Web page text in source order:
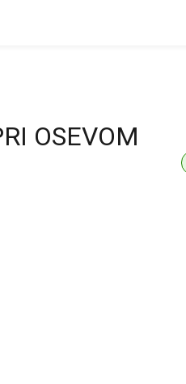
OSEVOM